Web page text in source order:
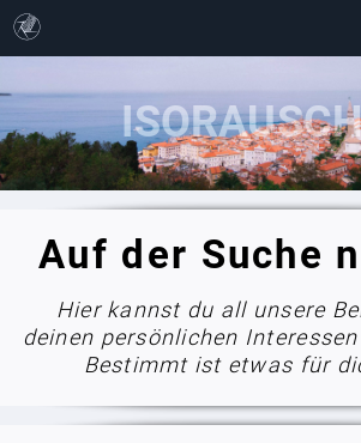
Auf der Suche
Hier kannst du all unsere
deinen persönlichen
Bestimmt ist etwas für